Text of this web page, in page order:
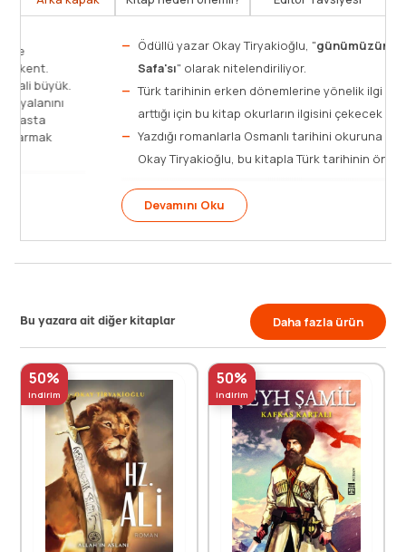
Plevne, Tuna Nehri kıyısında, içinde Bulgarlar ve
Osmanlıların kardeşçe yaşadığı küçük, şirin bir kent.
Plevne küçük ama Rus Çarı II. Aleksandır’ın hayali büyük.
Dünyaya, Bulgarların Osmanlılarca katledildiği yalanını
yayıp burayı işgal etmek niyetinde… Osmanlı ‘hasta
adam’sa ve Plevne küçük bir kentse, bunu başarmak
çocuk oyuncağı diye düşünür [...]
Devamını Oku
Bu yazara ait diğer kitaplar Daha fazla ürün
50%
indirim
50%
indirim